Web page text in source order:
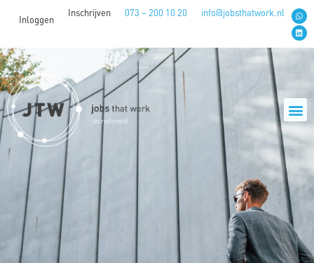
Inloggen
Inschrijven 073 – 200 10 20 info@jobsthatwork.nl